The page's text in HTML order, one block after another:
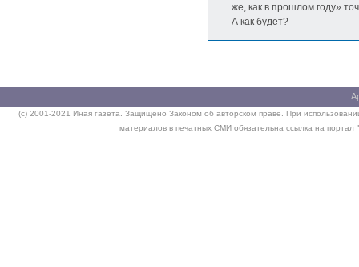
же, как в прошлом году»
А как будет?
(c) 2001-2021 Иная газета. Защищено Законом об авторском праве. При
материалов в печатных СМИ обязательна ссылка на